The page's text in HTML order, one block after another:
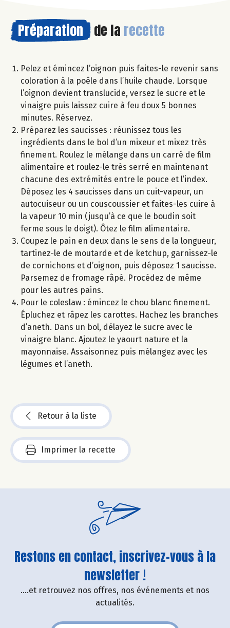
Préparation de la recette
Pelez et émincez l’oignon puis faites-le revenir sans
coloration à la poêle dans l’huile chaude. Lorsque
l’oignon devient translucide, versez le sucre et le
vinaigre puis laissez cuire à feu doux 5 bonnes
minutes. Réservez.
Préparez les saucisses : réunissez tous les
ingrédients dans le bol d’un mixeur et mixez très
finement. Roulez le mélange dans un carré de film
alimentaire et roulez-le très serré en maintenant
chacune des extrémités entre le pouce et l’index.
Déposez les 4 saucisses dans un cuit-vapeur, un
autocuiseur ou un couscoussier et faites-les cuire à
la vapeur 10 min (jusqu’à ce que le boudin soit
ferme sous le doigt). Ôtez le film alimentaire.
Coupez le pain en deux dans le sens de la longueur,
tartinez-le de moutarde et de ketchup, garnissez-le
de cornichons et d’oignon, puis déposez 1 saucisse.
Parsemez de fromage râpé. Procédez de même
pour les autres pains.
Pour le coleslaw : émincez le chou blanc finement.
Épluchez et râpez les carottes. Hachez les branches
d’aneth. Dans un bol, délayez le sucre avec le
vinaigre blanc. Ajoutez le yaourt nature et la
mayonnaise. Assaisonnez puis mélangez avec les
légumes et l’aneth.
Retour à la liste
Imprimer la recette
Restons en contact, inscrivez-vous à la
newsletter !
....et retrouvez nos offres, nos événements et nos
actualités.